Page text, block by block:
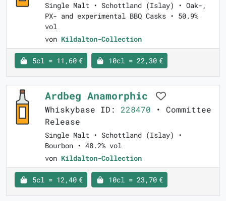
Single Malt • Schottland (Islay) • Oak-,
PX- and experimental BBQ Casks • 50.9%
vol
von Kildalton-Collection
5cl = 11,60 € 10cl = 22,30 €
Ardbeg Anamorphic
Whiskybase ID: 228470 • Committee
Release
Single Malt • Schottland (Islay) •
Bourbon • 48.2% vol
von Kildalton-Collection
5cl = 12,40 € 10cl = 23,70 €